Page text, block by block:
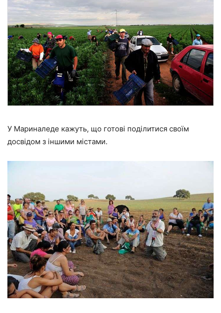
У Мариналеде кажуть, що готові поділитися своїм
досвідом з іншими містами.